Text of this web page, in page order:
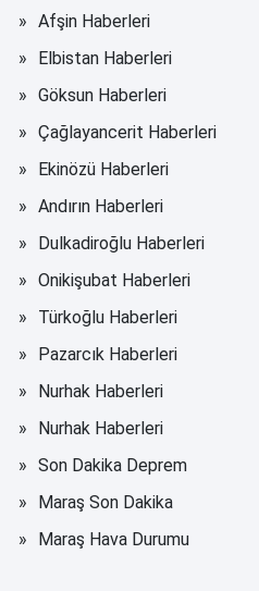
Afşin Haberleri
Elbistan Haberleri
Göksun Haberleri
Çağlayancerit Haberleri
Ekinözü Haberleri
Andırın Haberleri
Dulkadiroğlu Haberleri
Onikişubat Haberleri
Türkoğlu Haberleri
Pazarcık Haberleri
Nurhak Haberleri
Nurhak Haberleri
Son Dakika Deprem
Maraş Son Dakika
Maraş Hava Durumu